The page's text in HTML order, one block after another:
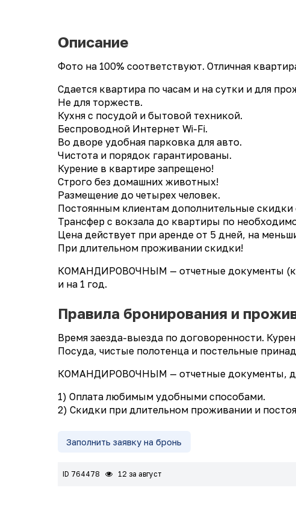
Описание
Фото на 100% соответствуют. Отличная
Сдается квартира по часам и на сутки и для
Не для торжеств.
Кухня с посудой и бытовой техникой.
Беспроводной Интернет Wi-Fi.
Во дворе удобная парковка для авто.
Чистота и порядок гарантированы.
Курение в квартире запрещено!
Строго без домашних животных!
Размещение до четырех человек.
Постоянным клиентам дополнительные скидки
Трансфер с вокзала до квартиры по
Цена действует при аренде от 5 дней, на
При длительном проживании скидки!
КОМАНДИРОВОЧНЫМ — отчетные документы
и на 1 год.
Правила бронирования и
Время заезда-выезда по договоренности.
Посуда, чистые полотенца и постельные
КОМАНДИРОВОЧНЫМ — отчетные документы,
1) Оплата любимым удобными способами.
2) Скидки при длительном проживании и
Заполнить заявку на бронь
ID 764478 12 за август